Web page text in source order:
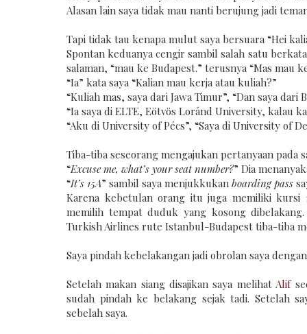
Alasan lain saya tidak mau nanti berujung jadi
Tapi tidak tau kenapa mulut saya bersuara “Hei
Spontan keduanya cengir sambil salah satu
salaman, “mau ke Budapest.” terusnya “Mas mau
“Ia” kata saya “Kalian mau kerja atau kuliah?”
“Kuliah mas, saya dari Jawa Timur”, “Dan saya dari
“Ia saya di ELTE, Eötvös Loránd University, kalau
“Aku di University of Pécs”, “Saya di University of
Tiba-tiba seseorang mengajukan pertanyaan pada
“Excuse me, what’s your seat number?” Dia
“It’s 15A” sambil saya menjukkukan boarding pass
Karena kebetulan orang itu juga memiliki kursi
memilih tempat duduk yang kosong
Turkish Airlines rute Istanbul-Budapest tiba-tiba
Saya pindah kebelakangan jadi obrolan saya
Setelah makan siang disajikan saya melihatAlif
sudah pindah ke belakang sejak tadi. Setelah
sebelah saya.